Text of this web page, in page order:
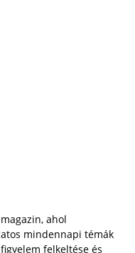
ahol
mindennapi témák
felkeltése és